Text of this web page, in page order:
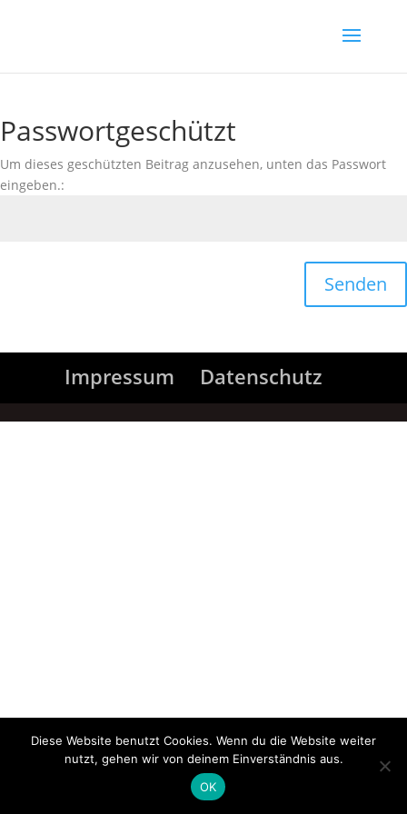
Passwortgeschützt
Um dieses geschützten Beitrag anzusehen, unten das Passwort
eingeben.:
Senden
Impressum Datenschutz
Diese Website benutzt Cookies. Wenn du die Website weiter
nutzt, gehen wir von deinem Einverständnis aus.
OK